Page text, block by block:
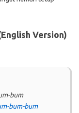
Version)
bum
bum-bum